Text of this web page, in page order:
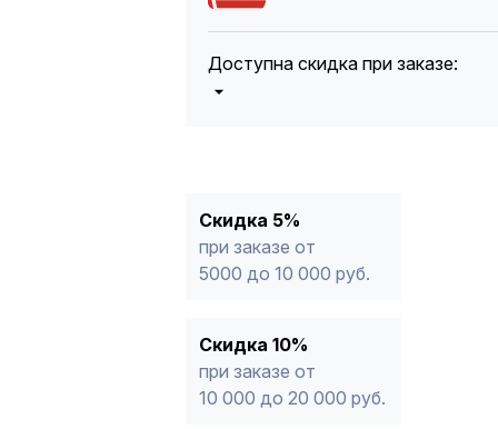
Доступна скидка при заказе:
* -Для заказов, состоящих
продукции, максимальная скидка
Скидка 5%
при заказе от
5000 до 10 000 руб.
Скидка 10%
при заказе от
10 000 до 20 000 руб.